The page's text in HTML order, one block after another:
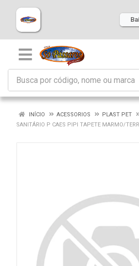
INÍCIO ACESSORIOS
PLAST PET
SANITÁRIO P CAES PIPI TAPETE MARMO/